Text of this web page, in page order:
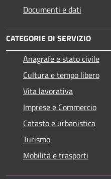
Documenti e dati
CATEGORIE DI SERVIZIO
Anagrafe e stato civile
Cultura e tempo libero
Vita lavorativa
Imprese e Commercio
Catasto e urbanistica
Turismo
Mobilità e trasporti